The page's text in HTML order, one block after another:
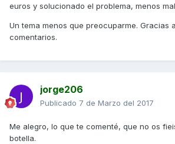
euros y solucionado el problema, menos
Un tema menos que preocuparme. Gracias
comentarios.
jorge206
Publicado 7 de Marzo del 2017
Me alegro, lo que te comenté, que no os
botella.